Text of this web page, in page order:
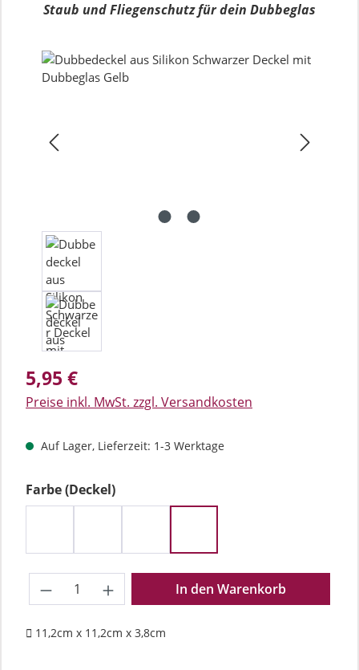
Staub und Fliegenschutz für dein Dubbeglas
Bildergalerie überspringen
Regulärer Preis:
5,95 €
Preise inkl. MwSt. zzgl. Versandkosten
Auf Lager, Lieferzeit: 1-3 Werktage
Farbe (Deckel)auswählen
Produkt Anzahl: Gib den
In den Warenkorb
11,2cm x 11,2cm x 3,8cm